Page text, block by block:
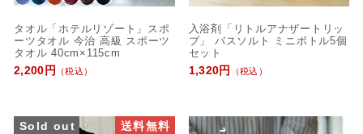
タオル「ホテルリゾート」スポ
ーツタオル 今治 高級 スポーツ
タオル 40cm×115cm
2,200円
（税込）
入浴剤「リトルアナザートリッ
プ」 バスソルト ミニボトル5個
セット
1,320円
（税込）
Sold out 送料無料